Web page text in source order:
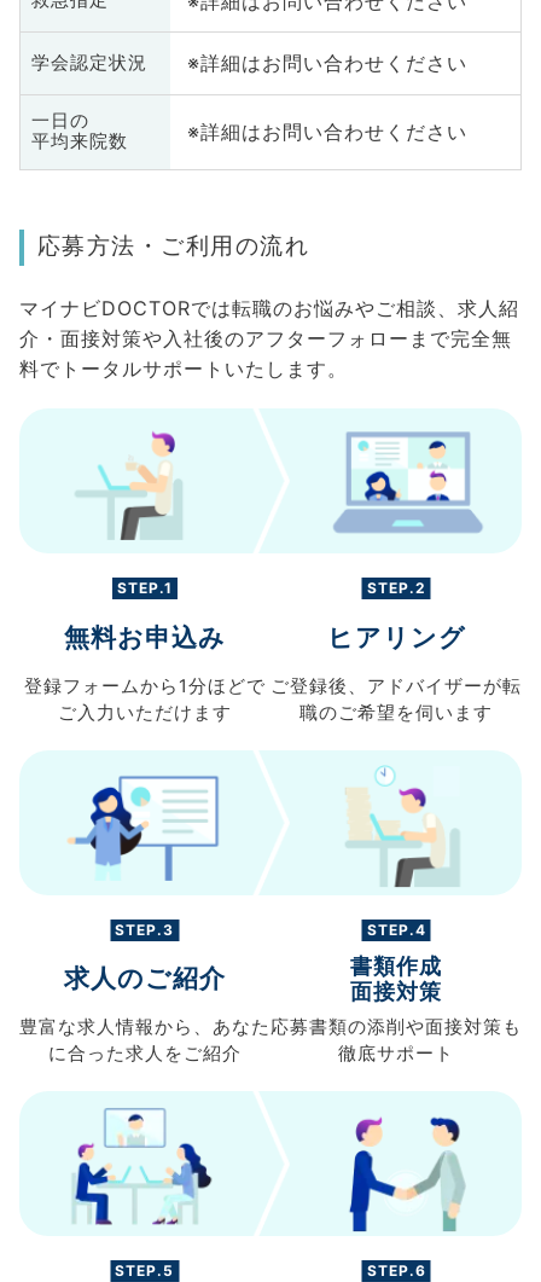
学会認定状況 ※詳細はお問い合わせください
一日の
平均来院数
※詳細はお問い合わせください
応募方法・ご利用の流れ
マイナビDOCTORでは転職のお悩みやご相談、求人紹
介・面接対策や入社後のアフターフォローまで完全無
料でトータルサポートいたします。
STEP.1
無料お申込み
登録フォームから 1分ほどで
ご入力 いただけます
STEP.2
ヒアリング
ご登録後、 アドバイザーが転
職のご希望を伺います
STEP.3
求人のご紹介
豊富な求人情報から、 あなた
に合った求人を ご紹介
STEP.4
書類作成
面接対策
応募書類の添削や面接対策も
徹底サポート
STEP.5 STEP.6